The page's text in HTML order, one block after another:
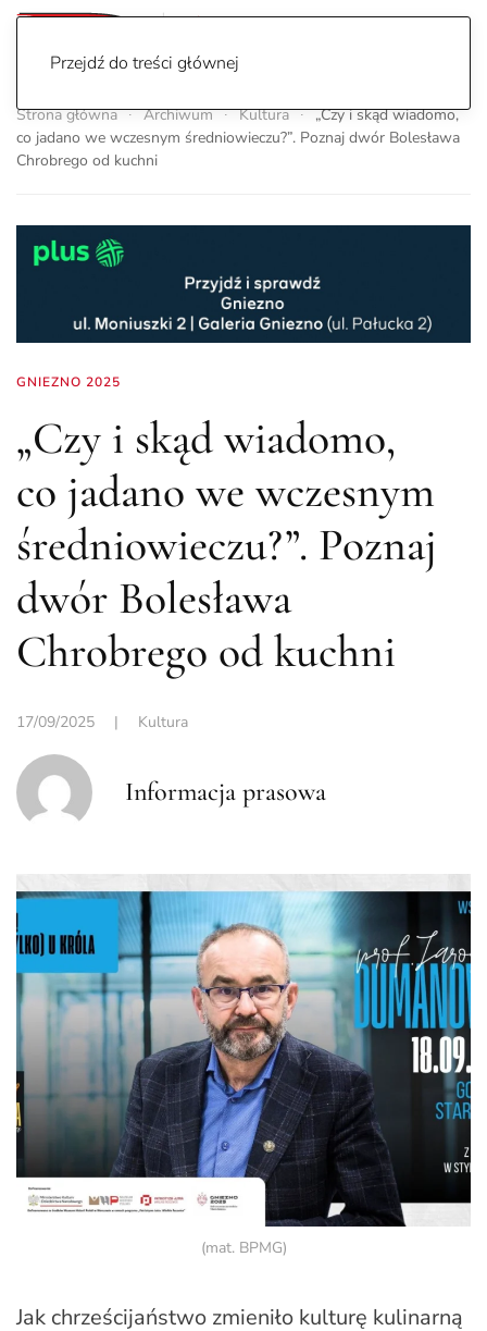
Przejdź do treści głównej
Strona główna Archiwum Kultura
„Czy i skąd wiadomo,
co jadano we wczesnym średniowieczu?”. Poznaj dwór Bolesława
Chrobrego od kuchni
GNIEZNO 2025
„Czy i skąd wiadomo,
co jadano we wczesnym
średniowieczu?”. Poznaj
dwór Bolesława
Chrobrego od kuchni
17/09/2025 | Kultura
Informacja prasowa
(mat. BPMG)
Jak chrześcijaństwo zmieniło kulturę kulinarną